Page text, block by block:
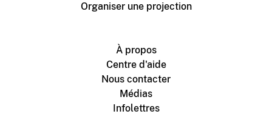
Organiser une projection
À propos
Centre d'aide
Nous contacter
Médias
Infolettres